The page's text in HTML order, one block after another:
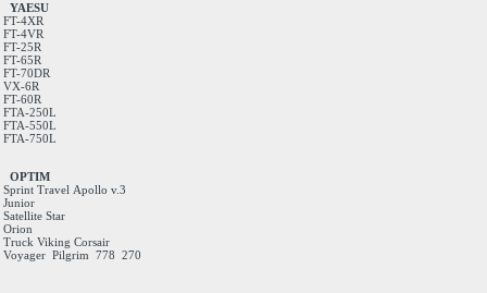
YAESU
FT-4XR
FT-4VR
FT-25R
FT-65R
FT-70DR
VX-6R
FT-60R
FTA-250L
FTA-550L
FTA-750L
OPTIM
Sprint Travel Apollo v.3
Junior
Satellite Star
Orion
Truck Viking Corsair
Voyager Pilgrim 778 270